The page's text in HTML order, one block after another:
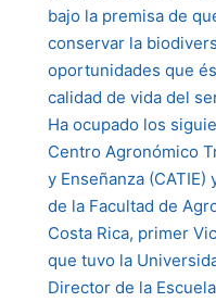
bajo la premisa de
conservar la
oportunidades que
calidad de vida del
Ha ocupado los
Centro Agronómico
y Enseñanza
de la Facultad de
Costa Rica, primer
que tuvo la
Director de la